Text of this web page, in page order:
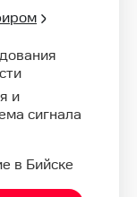
и
сигнала
в Бийске